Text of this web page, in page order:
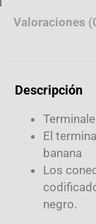
Valoraciones
Descripción
El
banana
Los
negro.